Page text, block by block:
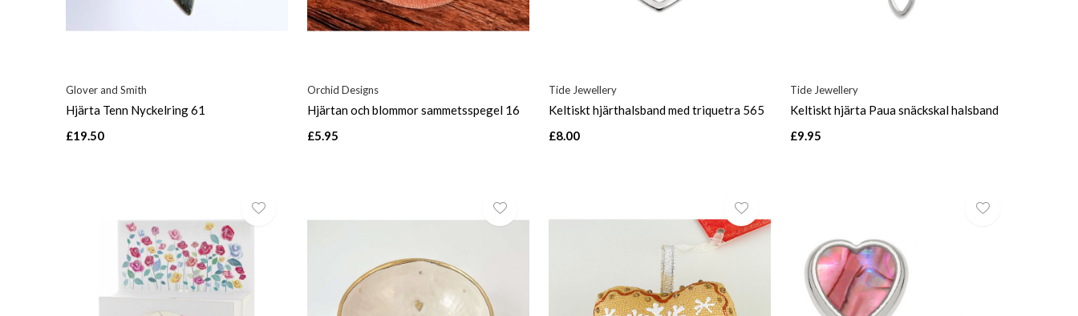
Glover and Smith
Hjärta Tenn Nyckelring 61
£19.50
Orchid Designs
Hjärtan och blommor sammetsspegel 16
£5.95
Tide Jewellery
Keltiskt hjärthalsband med triquetra 565
£8.00
Tide Jewellery
Keltiskt hjärta Paua snäckskal halsband
£9.95